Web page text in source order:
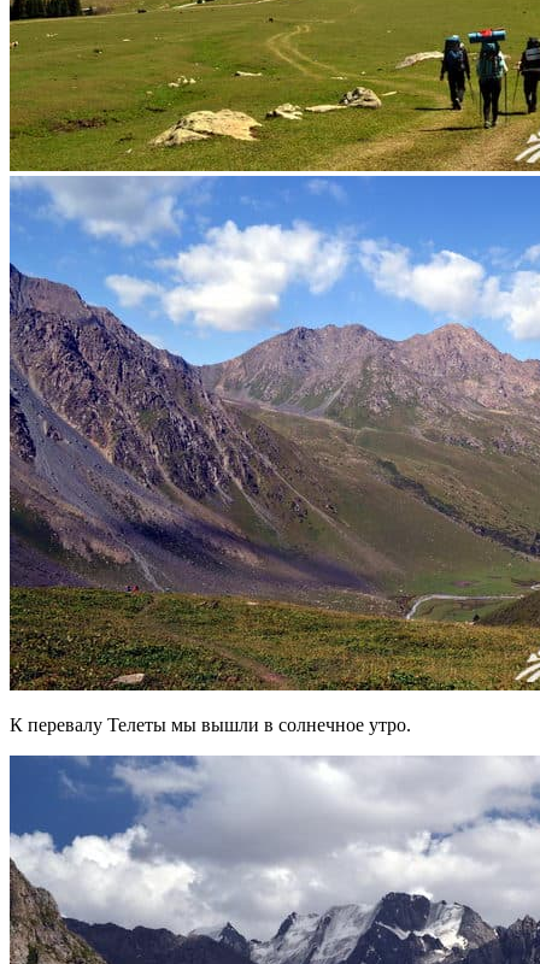
К перевалу Телеты мы вышли в солнечное утро.